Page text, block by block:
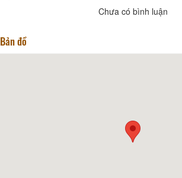
Chưa có bình luận
Bản đồ